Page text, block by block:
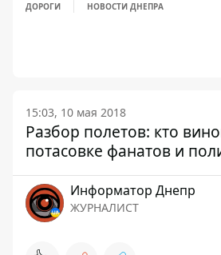
ДОРОГИ НОВОСТИ ДНЕПРА
15:03, 10 мая 2018
Разбор полетов: кто
потасовке фанатов и
Информатор Днепр
ЖУРНАЛИСТ